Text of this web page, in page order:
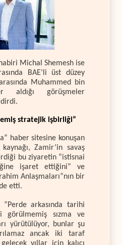
Michal Shemesh ise
BAE’li üst düzey
Muhammed bin
aldığı görüşmeler
stratejik işbirliği”
haber sitesine konuşan
Zamir’in savaş
bu ziyaretin “istisnai
işaret ettiğini” ve
Anlaşmaları”nın bir
etti.
“Perde arkasında tarihi
görülmemiş sızma ve
yürütülüyor, bunlar şu
ancak iki taraf
yıllar için kalıcı